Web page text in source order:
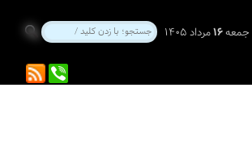
جمعه۱۶مرداد ۱۴۰۵